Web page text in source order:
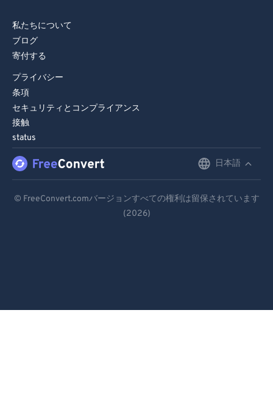
私たちについて
ブログ
寄付する
プライバシー
条項
セキュリティとコンプライアンス
接触
status
日本語
Español
© FreeConvert.comバージョンすべての権利は留保されています
(2026)